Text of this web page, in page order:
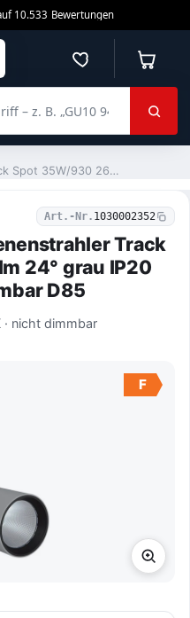
10.533 Bewertungen
Merkzettel
LEDVANCE LED Schienenstrahler Track Spot 35W/930 2660lm 24° grau IP20 warmweiß nicht dimmbar D85
Art.-Nr. 1030002352
Track
24° grau IP20
D85
nicht dimmbar
F